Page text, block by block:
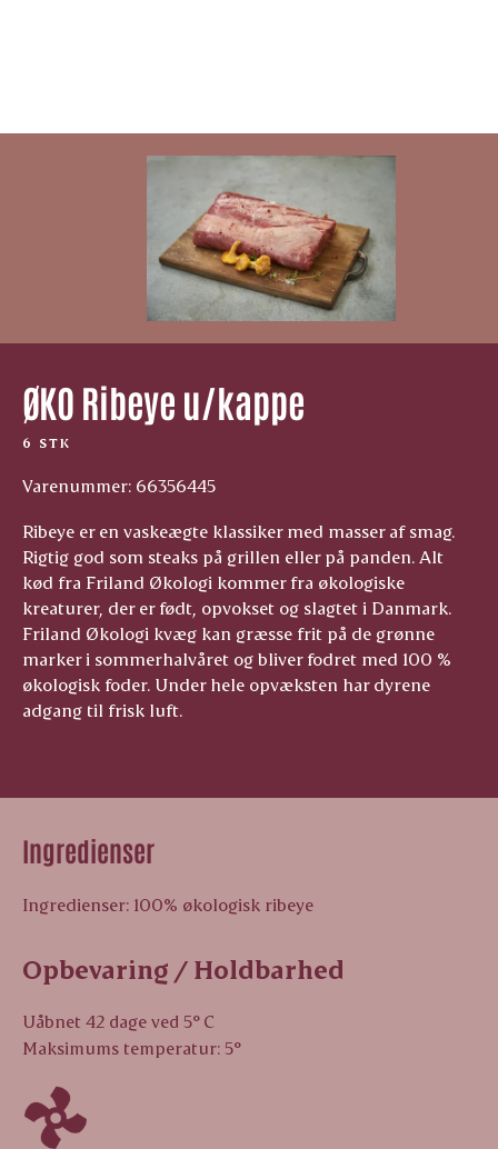
ØKO Ribeye u/kappe
6 STK
Varenummer: 66356445
Ribeye er en vaskeægte klassiker med masser af smag.
Rigtig god som steaks på grillen eller på panden. Alt
kød fra Friland Økologi kommer fra økologiske
kreaturer, der er født, opvokset og slagtet i Danmark.
Friland Økologi kvæg kan græsse frit på de grønne
marker i sommerhalvåret og bliver fodret med 100 %
økologisk foder. Under hele opvæksten har dyrene
adgang til frisk luft.
Ingredienser
Ingredienser: 100% økologisk ribeye
Opbevaring / Holdbarhed
Uåbnet 42 dage ved 5° C
Maksimums temperatur: 5°